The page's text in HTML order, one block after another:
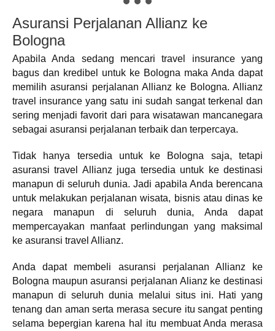
Asuransi Perjalanan Allianz ke
Bologna
Apabila Anda sedang mencari travel insurance yang
bagus dan kredibel untuk ke Bologna maka Anda dapat
memilih asuransi perjalanan Allianz ke Bologna. Allianz
travel insurance yang satu ini sudah sangat terkenal dan
sering menjadi favorit dari para wisatawan mancanegara
sebagai asuransi perjalanan terbaik dan terpercaya.
Tidak hanya tersedia untuk ke Bologna saja, tetapi
asuransi travel Allianz juga tersedia untuk ke destinasi
manapun di seluruh dunia. Jadi apabila Anda berencana
untuk melakukan perjalanan wisata, bisnis atau dinas ke
negara manapun di seluruh dunia, Anda dapat
mempercayakan manfaat perlindungan yang maksimal
ke asuransi travel Allianz.
Anda dapat membeli asuransi perjalanan Allianz ke
Bologna maupun asuransi perjalanan Alianz ke destinasi
manapun di seluruh dunia melalui situs ini. Hati yang
tenang dan aman serta merasa secure itu sangat penting
selama bepergian karena hal itu membuat Anda merasa